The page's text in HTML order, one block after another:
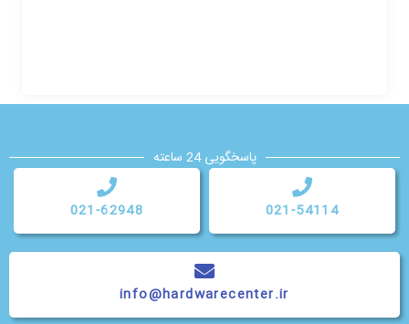
پاسخگویی 24 ساعته
021-54114
021-62948
info@hardwarecenter.ir